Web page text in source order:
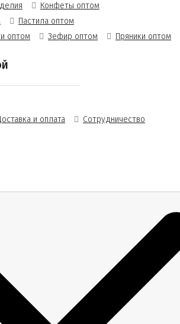
Конфеты оптом
Пастила оптом
оптом
Зефир оптом Пряники оптом
и оплата
Сотрудничество